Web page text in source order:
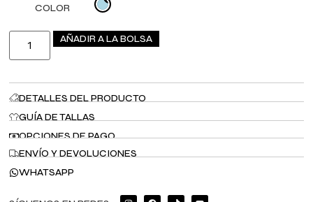
COLOR
AÑADIR A LA BOLSA
DETALLES DEL PRODUCTO
GUÍA DE TALLAS
OPCIONES DE PAGO
ENVÍO Y DEVOLUCIONES
WHATSAPP